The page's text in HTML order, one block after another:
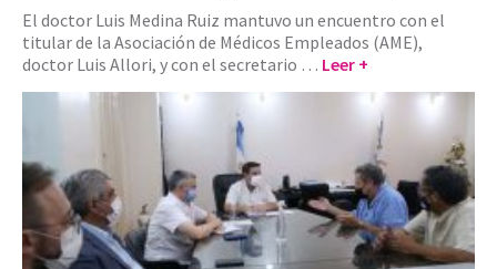
El doctor Luis Medina Ruiz mantuvo un encuentro con el
titular de la Asociación de Médicos Empleados (AME),
doctor Luis Allori, y con el secretario … Leer +